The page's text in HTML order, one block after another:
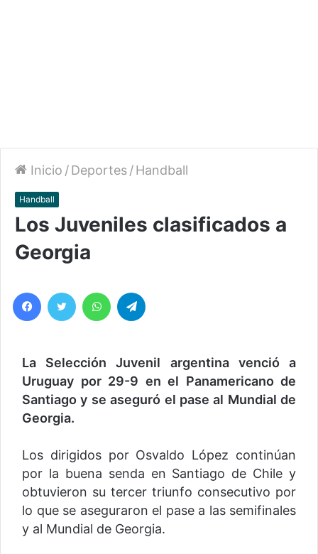
Inicio /Deportes/Handball
Handball
Los Juveniles clasificados a
Georgia
La Selección Juvenil argentina venció a
Uruguay por 29-9 en el Panamericano de
Santiago y se aseguró el pase al Mundial de
Georgia.
Los dirigidos por Osvaldo López continúan
por la buena senda en Santiago de Chile y
obtuvieron su tercer triunfo consecutivo por
lo que se aseguraron el pase a las semifinales
y al Mundial de Georgia.